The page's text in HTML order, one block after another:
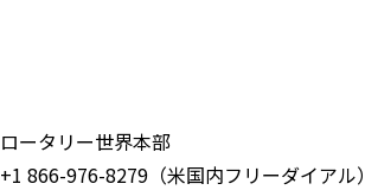
ロータリー世界本部
+1 866-976-8279（米国内フリーダイアル）